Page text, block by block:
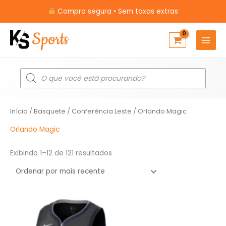
conteúdo
Compra segura • Sem taxas extras
Pesquisar
produtos
Início / Basquete / Conferência Leste / Orlando Magic
Orlando Magic
Exibindo 1–12 de 121 resultados
Classificado
por
preço
original
era:
preço
atual